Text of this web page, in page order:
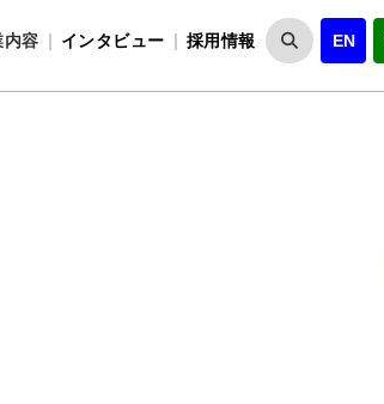
内容
インタビュー 採用情報 EN